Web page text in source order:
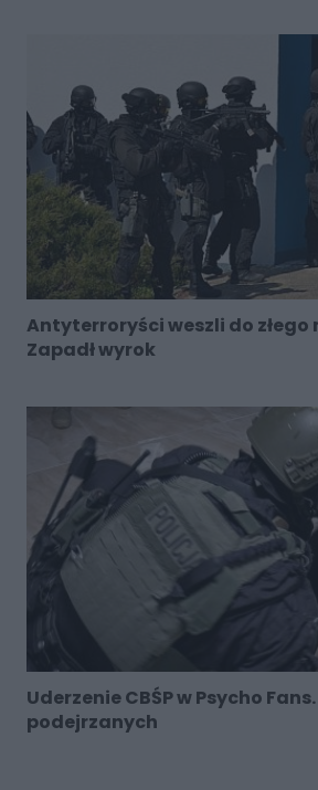
Antyterroryści weszli do złego
Zapadł wyrok
Uderzenie CBŚP w Psycho
podejrzanych